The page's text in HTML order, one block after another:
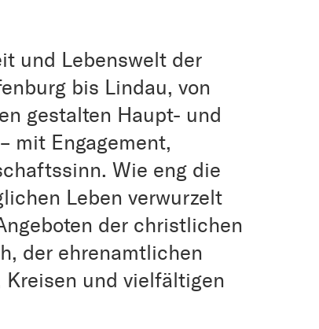
und Lebenswelt der
bis Lindau, von
gestalten Haupt- und
mit Engagement,
Wie eng die
Leben verwurzelt
der christlichen
der ehrenamtlichen
und vielfältigen